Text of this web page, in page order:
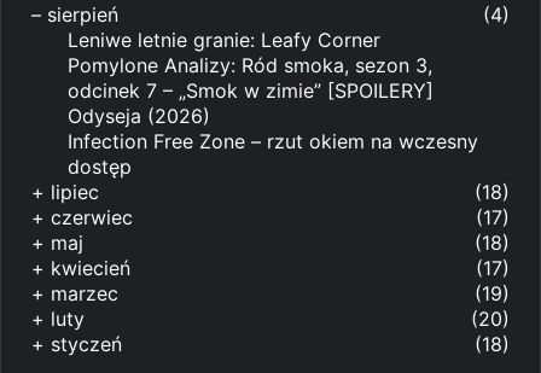
– sierpień
(4)
Leniwe letnie granie: Leafy Corner
Pomylone Analizy: Ród smoka, sezon 3,
odcinek 7 – „Smok w zimie” [SPOILERY]
Odyseja (2026)
Infection Free Zone – rzut okiem na wczesny
dostęp
+ lipiec
(18)
+ czerwiec
(17)
+ maj
(18)
+ kwiecień
(17)
+ marzec
(19)
+ luty
(20)
+ styczeń
(18)